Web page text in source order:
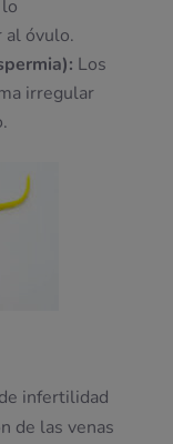
al óvulo.
Los
irregular
infertilidad
de las venas